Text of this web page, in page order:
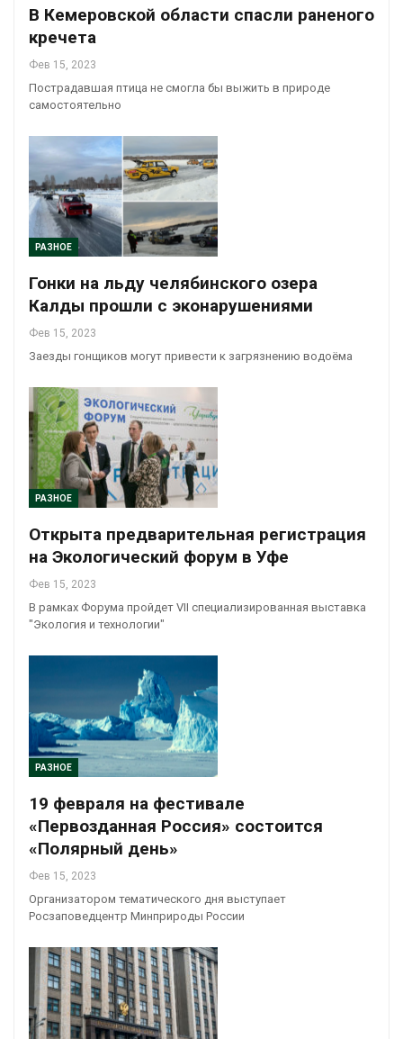
В Кемеровской области спасли раненого
кречета
Фев 15, 2023
Пострадавшая птица не смогла бы выжить в природе
самостоятельно
РАЗНОЕ
Гонки на льду челябинского озера
Калды прошли с эконарушениями
Фев 15, 2023
Заезды гонщиков могут привести к загрязнению водоёма
РАЗНОЕ
Открыта предварительная регистрация
на Экологический форум в Уфе
Фев 15, 2023
В рамках Форума пройдет VII специализированная выставка
"Экология и технологии"
РАЗНОЕ
19 февраля на фестивале
«Первозданная Россия» состоится
«Полярный день»
Фев 15, 2023
Организатором тематического дня выступает
Росзаповедцентр Минприроды России